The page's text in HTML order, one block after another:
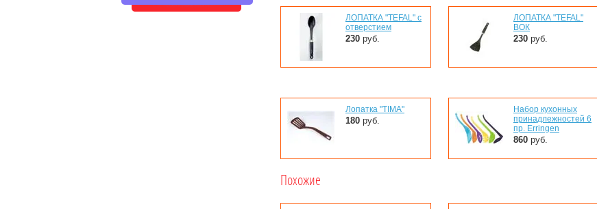
ЛОПАТКА "TEFAL" с
отверстием
230 руб.
ЛОПАТКА "TEFAL"
ВОК
230 руб.
Лопатка "TIMA"
180 руб.
Набор кухонных
принадлежностей 6
пр. Erringen
860 руб.
Похожие